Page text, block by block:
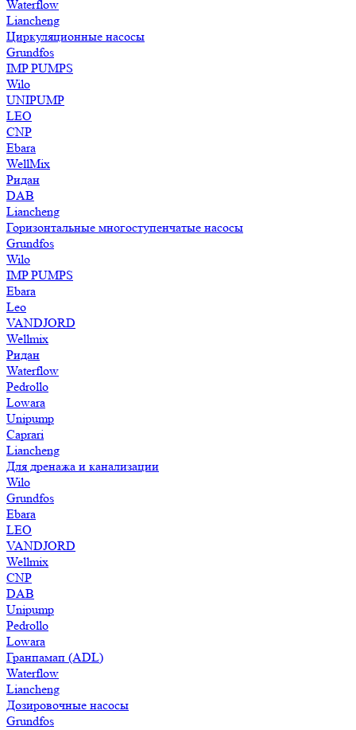
Waterflow
Liancheng
Циркуляционные насосы
Grundfos
IMP PUMPS
Wilo
UNIPUMP
LEO
CNP
Ebara
WellMix
Ридан
DAB
Liancheng
Горизонтальные многоступенчатые насосы
Grundfos
Wilo
IMP PUMPS
Ebara
Leo
VANDJORD
Wellmix
Ридан
Waterflow
Pedrollo
Lowara
Unipump
Caprari
Liancheng
Для дренажа и канализации
Wilo
Grundfos
Ebara
LEO
VANDJORD
Wellmix
CNP
DAB
Unipump
Pedrollo
Lowara
Гранпамап (ADL)
Waterflow
Liancheng
Дозировочные насосы
Grundfos